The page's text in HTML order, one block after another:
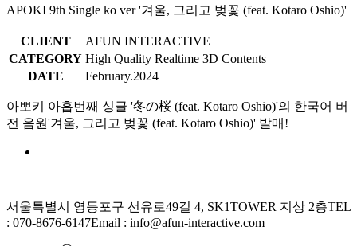
APOKI 9th Single ko ver '겨울, 그리고 벚꽃 (feat. Kotaro Oshio)'
CLIENT
AFUN INTERACTIVE
CATEGORY High Quality Realtime 3D Contents
DATE
February.2024
아뽀키 아홉번째 싱글 '冬の桜 (feat. Kotaro Oshio)'의 한국어 버
전 음원'겨울, 그리고 벚꽃 (feat. Kotaro Oshio)' 발매!
서울특별시 영등포구 선유로49길 4, SK1TOWER 지상 2층TEL
: 070-8676-6147Email : info@afun-interactive.com